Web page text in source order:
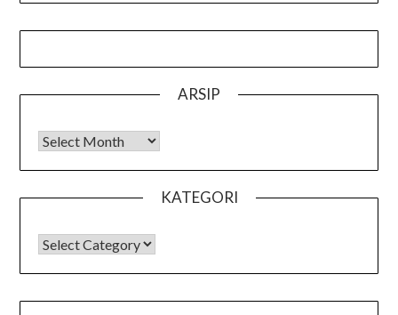
ARSIP
Arsip
KATEGORI
KATEGORI